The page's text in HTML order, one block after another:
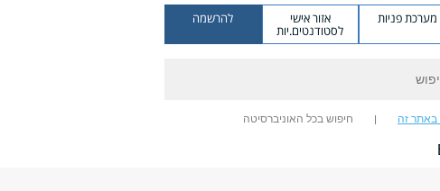
מערכת פניות אזור אישי
לסטודנטים.יות
להרשמה
באתר זה חיפוש בכל האוניברסיטה